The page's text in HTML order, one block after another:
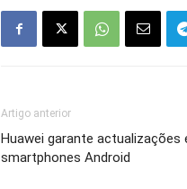
Artigo anterior
Huawei garante actualizações
smartphones Android